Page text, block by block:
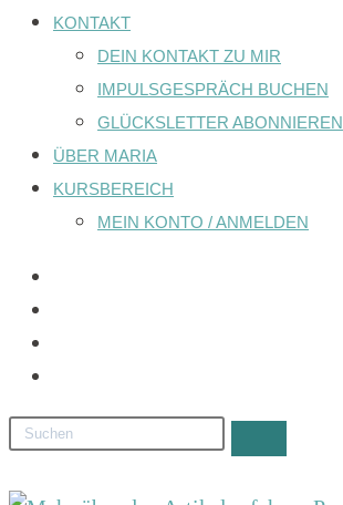
KONTAKT
DEIN KONTAKT ZU MIR
IMPULSGESPRÄCH BUCHEN
GLÜCKSLETTER ABONNIEREN
ÜBER MARIA
KURSBEREICH
MEIN KONTO / ANMELDEN